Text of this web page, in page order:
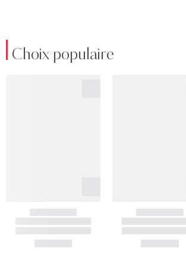
Choix populaire